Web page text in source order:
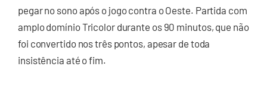
pegar no sono após o jogo contra o Oeste. Partida com
amplo domínio Tricolor durante os 90 minutos, que não
foi convertido nos três pontos, apesar de toda
insistência até o fim.